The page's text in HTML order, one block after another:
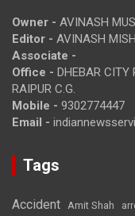
Owner - AVINASH
Editor - AVINASH
Associate -
Office - DHEBAR CITY
RAIPUR C.G.
Mobile - 9302774447
Email -
Tags
Accident Amit Shah